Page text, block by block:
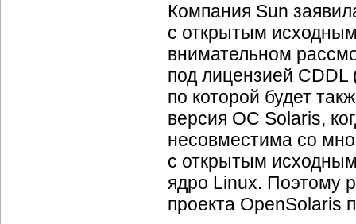
Компания Sun
с открытым
внимательном
под лицензией
по которой будет
версия ОС Solaris,
несовместима со
с открытым
ядро Linux. Поэтому
проекта OpenSolaris